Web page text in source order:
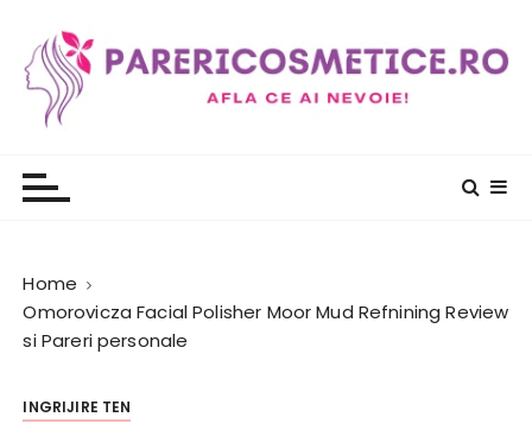
Home
Omorovicza Facial Polisher Moor Mud Refnining Review
si Pareri personale
INGRIJIRE TEN